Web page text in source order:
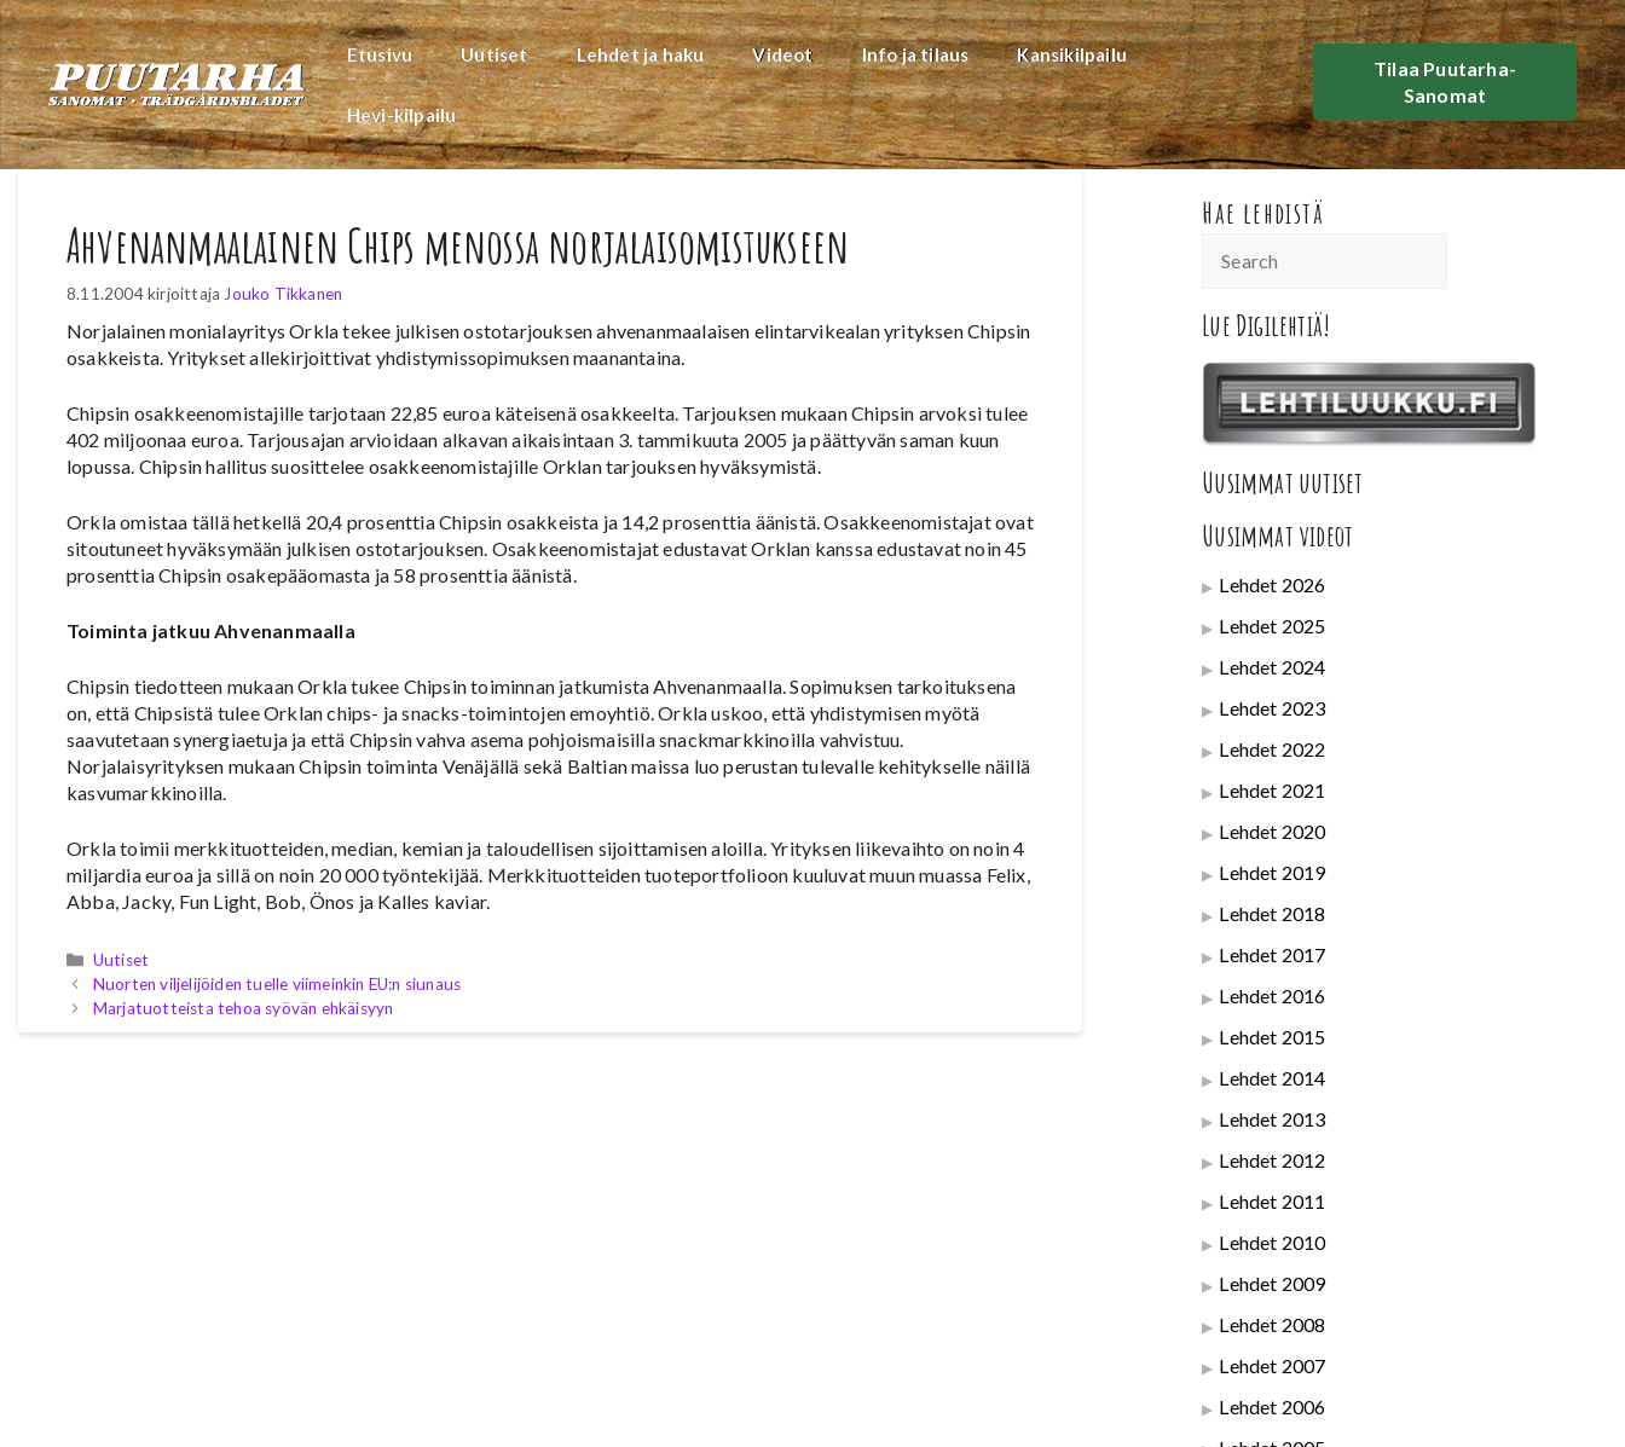
Siirry
sisältöön
Etusivu Uutiset Lehdet ja haku Videot Info ja tilaus Kansikilpailu
Hevi-kilpailu
Tilaa Puutarha-
Sanomat
Ahvenanmaalainen Chips menossa norjalaisomistukseen
8.11.2004 kirjoittaja Jouko Tikkanen
Norjalainen monialayritys Orkla tekee julkisen ostotarjouksen ahvenanmaalaisen elintarvikealan yrityksen Chipsin
osakkeista. Yritykset allekirjoittivat yhdistymissopimuksen maanantaina.
Chipsin osakkeenomistajille tarjotaan 22,85 euroa käteisenä osakkeelta. Tarjouksen mukaan Chipsin arvoksi tulee
402 miljoonaa euroa. Tarjousajan arvioidaan alkavan aikaisintaan 3. tammikuuta 2005 ja päättyvän saman kuun
lopussa. Chipsin hallitus suosittelee osakkeenomistajille Orklan tarjouksen hyväksymistä.
Orkla omistaa tällä hetkellä 20,4 prosenttia Chipsin osakkeista ja 14,2 prosenttia äänistä. Osakkeenomistajat ovat
sitoutuneet hyväksymään julkisen ostotarjouksen. Osakkeenomistajat edustavat Orklan kanssa edustavat noin 45
prosenttia Chipsin osakepääomasta ja 58 prosenttia äänistä.
Toiminta jatkuu Ahvenanmaalla
Chipsin tiedotteen mukaan Orkla tukee Chipsin toiminnan jatkumista Ahvenanmaalla. Sopimuksen tarkoituksena
on, että Chipsistä tulee Orklan chips- ja snacks-toimintojen emoyhtiö. Orkla uskoo, että yhdistymisen myötä
saavutetaan synergiaetuja ja että Chipsin vahva asema pohjoismaisilla snackmarkkinoilla vahvistuu.
Norjalaisyrityksen mukaan Chipsin toiminta Venäjällä sekä Baltian maissa luo perustan tulevalle kehitykselle näillä
kasvumarkkinoilla.
Orkla toimii merkkituotteiden, median, kemian ja taloudellisen sijoittamisen aloilla. Yrityksen liikevaihto on noin 4
miljardia euroa ja sillä on noin 20 000 työntekijää. Merkkituotteiden tuoteportfolioon kuuluvat muun muassa Felix,
Abba, Jacky, Fun Light, Bob, Önos ja Kalles kaviar.
Kategoriat
Uutiset
Nuorten viljelijöiden tuelle viimeinkin EU:n siunaus
Marjatuotteista tehoa syövän ehkäisyyn
Hae lehdistä
Lue Digilehtiä!
Uusimmat uutiset
Uusimmat videot
Lehdet 2026
Lehdet 2025
Lehdet 2024
Lehdet 2023
Lehdet 2022
Lehdet 2021
Lehdet 2020
Lehdet 2019
Lehdet 2018
Lehdet 2017
Lehdet 2016
Lehdet 2015
Lehdet 2014
Lehdet 2013
Lehdet 2012
Lehdet 2011
Lehdet 2010
Lehdet 2009
Lehdet 2008
Lehdet 2007
Lehdet 2006